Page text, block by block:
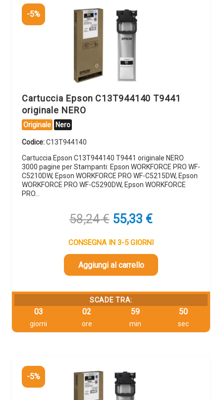
-5%
Cartuccia Epson C13T944140 T9441
originale NERO
Originale Nero
Codice:C13T944140
Cartuccia Epson C13T944140 T9441 originale NERO
3000 pagine per Stampanti: Epson WORKFORCE PRO WF-
C5210DW, Epson WORKFORCE PRO WF-C5215DW, Epson
WORKFORCE PRO WF-C5290DW, Epson WORKFORCE
PRO…
58,24€ Il
originale
era:
58,24 €.
55,33 €Il
attuale
è:
CONSEGNA IN 3-5 GIORNI
Aggiungi al carrello
SCADE TRA:
03
giorni
02
ore
59
min
49
sec
-5%